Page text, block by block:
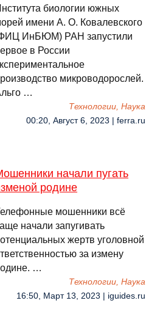
биологии южных
имени А. О. Ковалевского
ИнБЮМ) РАН запустили
в России
микроводорослей.
…
Технологии, Наука
00:20, Август 6, 2023 | ferra.ru
начали пугать
родине
мошенники всё
начали запугивать
жертв уголовной
за измену
…
Технологии, Наука
16:50, Март 13, 2023 | iguides.ru